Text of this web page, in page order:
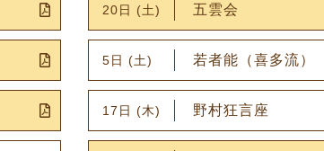
20日 (土) 五雲会
5日 (土) 若者能（喜多流）
17日 (木) 野村狂言座